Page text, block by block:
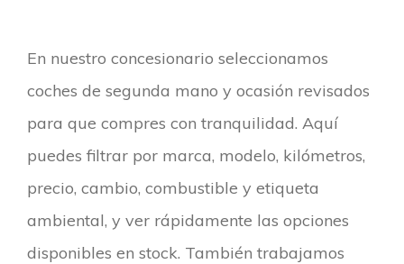
En nuestro concesionario seleccionamos
coches de segunda mano y ocasión revisados
para que compres con tranquilidad. Aquí
puedes filtrar por marca, modelo, kilómetros,
precio, cambio, combustible y etiqueta
ambiental, y ver rápidamente las opciones
disponibles en stock. También trabajamos